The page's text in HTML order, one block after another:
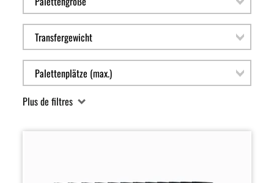
Plus de filtres